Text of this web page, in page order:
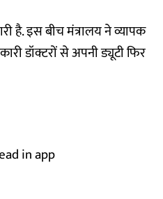
है. इस बीच मंत्रालय ने व्यापक
डॉक्टरों से अपनी ड्यूटी फिर
in app